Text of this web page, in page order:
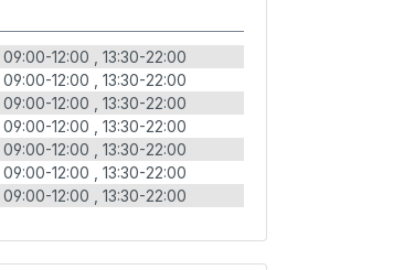
09:00-12:00
13:30-22:00
09:00-12:00
13:30-22:00
09:00-12:00
13:30-22:00
09:00-12:00
13:30-22:00
09:00-12:00
13:30-22:00
09:00-12:00
13:30-22:00
09:00-12:00 13:30-22:00